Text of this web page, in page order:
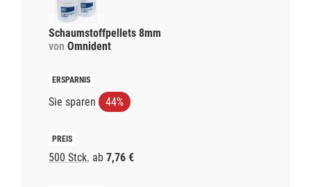
Schaumstoffpellets 8mm
von Omnident
Sie sparen 44%
500 Stck. ab 7,76 €